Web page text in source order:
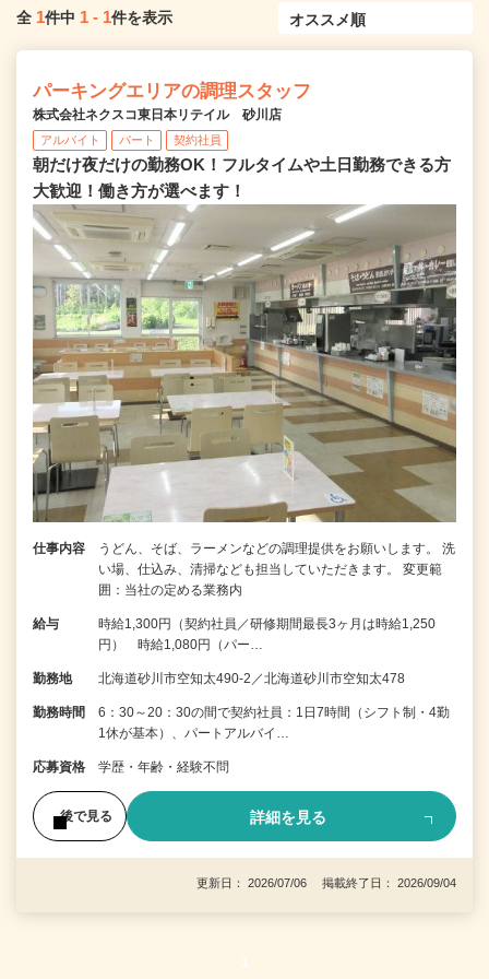
全 1件中 1 - 1件を表示
パーキングエリアの調理スタッフ
株式会社ネクスコ東日本リテイル 砂川店
アルバイト パート 契約社員
朝だけ夜だけの勤務OK！フルタイムや土日勤務できる方
大歓迎！働き方が選べます！
仕事内容
うどん、そば、ラーメンなどの調理提供をお願いします。 洗
い場、仕込み、清掃なども担当していただきます。 変更範
囲：当社の定める業務内
給与
時給1,300円（契約社員／研修期間最長3ヶ月は時給1,250
円） 時給1,080円（パー…
勤務地 北海道砂川市空知太490-2／北海道砂川市空知太478
勤務時間
6：30～20：30の間で契約社員：1日7時間（シフト制・4勤
1休が基本）、パートアルバイ…
応募資格 学歴・年齢・経験不問
後で見る 詳細を見る
更新日： 2026/07/06 掲載終了日： 2026/09/04
1